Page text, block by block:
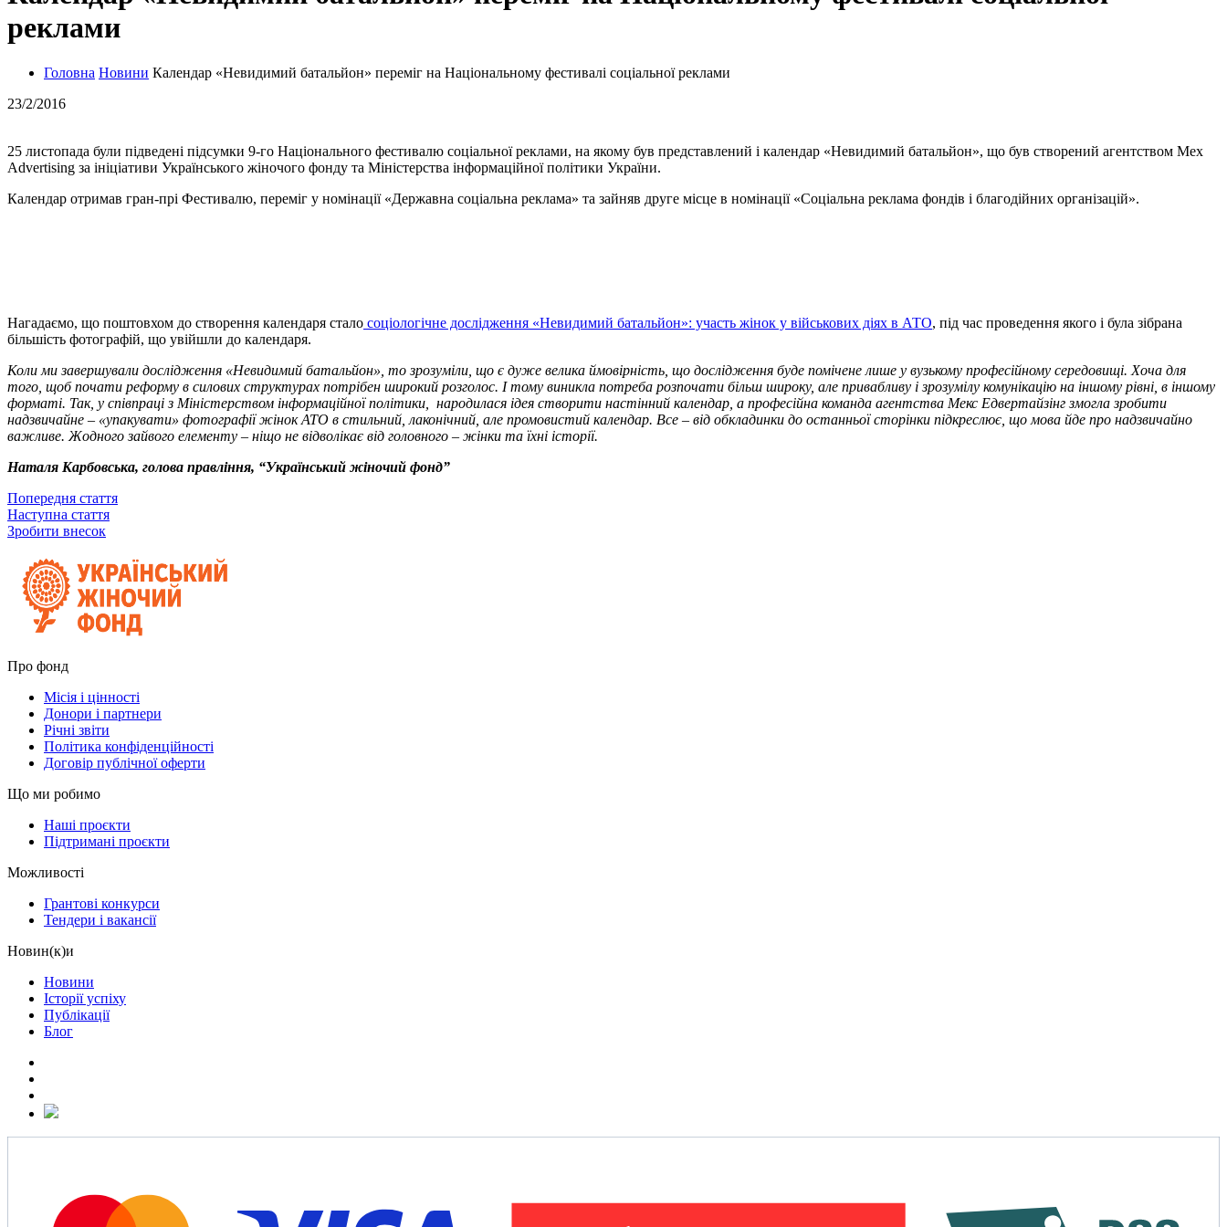
реклами
Головна Новини Календар «Невидимий батальйон» переміг на Національному фестивалі соціальної реклами
23/2/2016
25 листопада були підведені підсумки 9-го Національного фестивалю соціальної реклами, на якому був представлений і календар «Невидимий батальйон», що був створений агентством Mex
Advertising за ініціативи Українського жіночого фонду та Міністерства інформаційної політики України.
Календар отримав гран-прі Фестивалю, переміг у номінації «Державна соціальна реклама» та зайняв друге місце в номінації «Соціальна реклама фондів і благодійних організацій».
Нагадаємо, що поштовхом до створення календаря стало соціологічне дослідження «Невидимий батальйон»: участь жінок у військових діях в АТО, під час проведення якого і була зібрана
більшість фотографій, що увійшли до календаря.
Коли ми завершували дослідження «Невидимий батальйон», то зрозуміли, що є дуже велика ймовірність, що дослідження буде помічене лише у вузькому професійному середовищі. Хоча для
того, щоб почати реформу в силових структурах потрібен широкий розголос. І тому виникла потреба розпочати більш широку, але привабливу і зрозумілу комунікацію на іншому рівні, в іншому
форматі. Так, у співпраці з Міністерством інформаційної політики, народилася ідея створити настінний календар, а професійна команда агентства Мекс Едвертайзінг змогла зробити
надзвичайне – «упакувати» фотографії жінок АТО в стильний, лаконічний, але промовистий календар. Все – від обкладинки до останньої сторінки підкреслює, що мова йде про надзвичайно
важливе. Жодного зайвого елементу – ніщо не відволікає від головного – жінки та їхні історії.
Наталя Карбовська, голова правління, “Український жіночий фонд”
Попередня стаття
Наступна стаття
Зробити внесок
Про фонд
Місія і цінності
Донори і партнери
Річні звіти
Політика конфіденційності
Договір публічної оферти
Що ми робимо
Наші проєкти
Підтримані проєкти
Можливості
Грантові конкурси
Тендери і вакансії
Новин(к)и
Новини
Історії успіху
Публікації
Блог